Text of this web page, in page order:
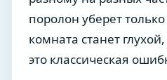
поролон уберет
комната станет
это классическая